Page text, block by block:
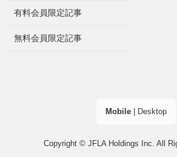
有料会員限定記事
無料会員限定記事
Mobile| Desktop
Copyright © JFLA Holdings Inc. All